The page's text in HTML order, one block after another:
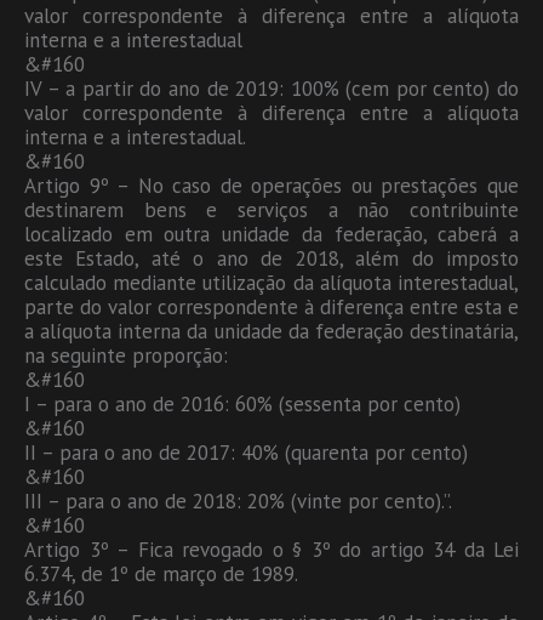
valor correspondente à diferença entre a alíquota
interna e a interestadual
&#160
IV – a partir do ano de 2019: 100% (cem por cento) do
valor correspondente à diferença entre a alíquota
interna e a interestadual.
&#160
Artigo 9º – No caso de operações ou prestações que
destinarem bens e serviços a não contribuinte
localizado em outra unidade da federação, caberá a
este Estado, até o ano de 2018, além do imposto
calculado mediante utilização da alíquota interestadual,
parte do valor correspondente à diferença entre esta e
a alíquota interna da unidade da federação destinatária,
na seguinte proporção:
&#160
I – para o ano de 2016: 60% (sessenta por cento)
&#160
II – para o ano de 2017: 40% (quarenta por cento)
&#160
III – para o ano de 2018: 20% (vinte por cento).”.
&#160
Artigo 3º – Fica revogado o § 3º do artigo 34 da Lei
6.374, de 1º de março de 1989.
&#160